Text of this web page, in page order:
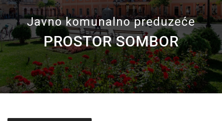
Javno komunalno preduzeće
PROSTOR SOMBOR